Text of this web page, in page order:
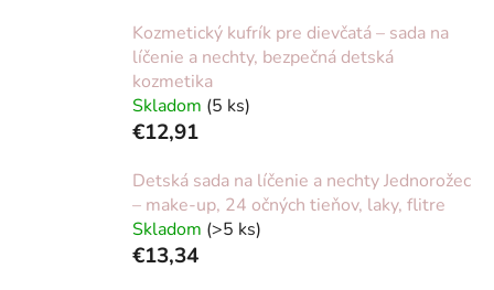
Kozmetický kufrík pre dievčatá – sada na
líčenie a nechty, bezpečná detská
kozmetika
Skladom (5 ks)
€12,91
Detská sada na líčenie a nechty Jednorožec
– make-up, 24 očných tieňov, laky, flitre
Skladom (>5 ks)
€13,34